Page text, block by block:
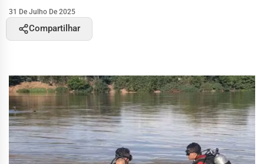
31 De Julho De 2025
Compartilhar